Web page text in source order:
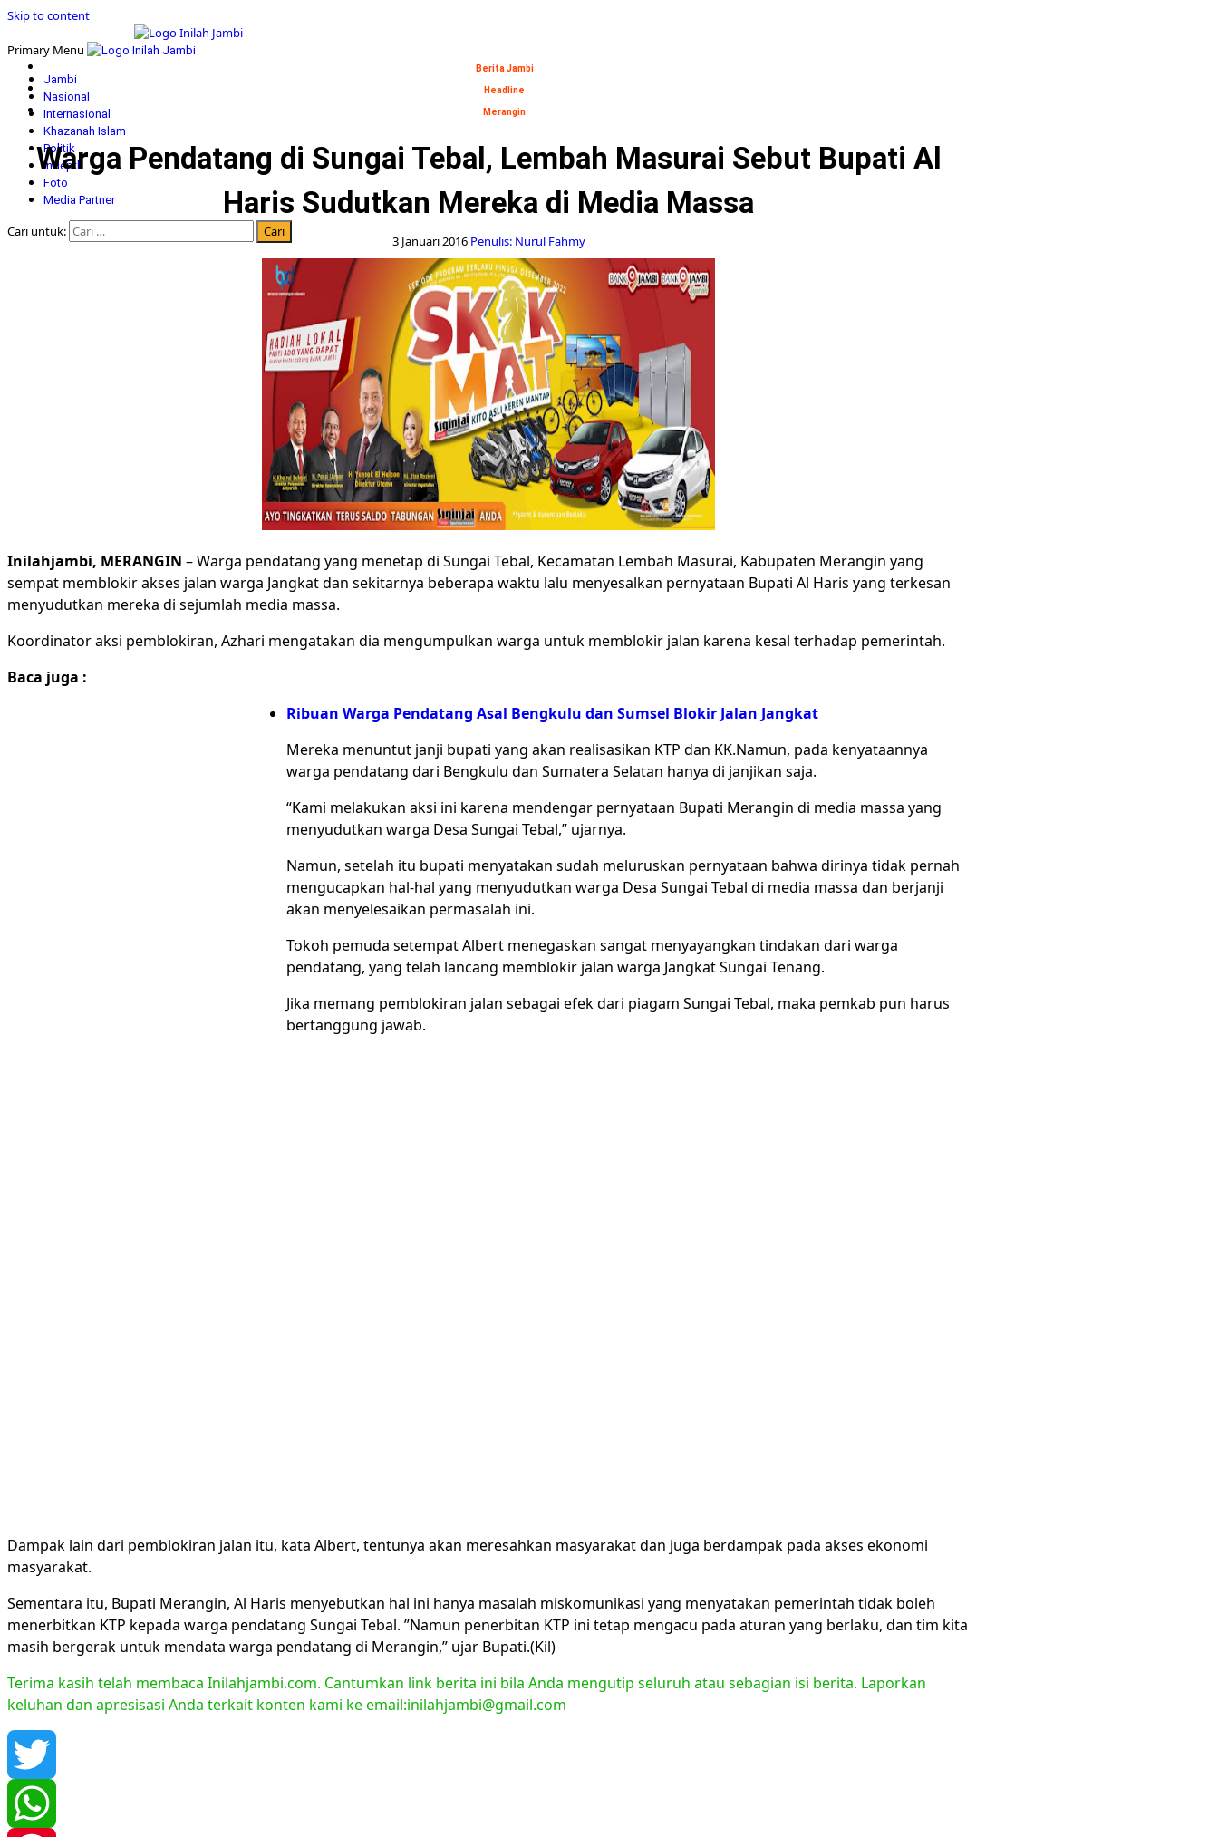
Skip to content
Primary Menu
Jambi
Nasional
Internasional
Khazanah Islam
Politik
Indepth
Foto
Media Partner
Cari untuk:
Berita Jambi
Headline
Merangin
Warga Pendatang di Sungai Tebal, Lembah Masurai Sebut Bupati Al
Haris Sudutkan Mereka di Media Massa
3 Januari 2016 Penulis: Nurul Fahmy
Inilahjambi, MERANGIN – Warga pendatang yang menetap di Sungai Tebal, Kecamatan Lembah Masurai, Kabupaten Merangin yang
sempat memblokir akses jalan warga Jangkat dan sekitarnya beberapa waktu lalu menyesalkan pernyataan Bupati Al Haris yang terkesan
menyudutkan mereka di sejumlah media massa.
Koordinator aksi pemblokiran, Azhari mengatakan dia mengumpulkan warga untuk memblokir jalan karena kesal terhadap pemerintah.
Baca juga :
Ribuan Warga Pendatang Asal Bengkulu dan Sumsel Blokir Jalan Jangkat
Mereka menuntut janji bupati yang akan realisasikan KTP dan KK.Namun, pada kenyataannya
warga pendatang dari Bengkulu dan Sumatera Selatan hanya di janjikan saja.
“Kami melakukan aksi ini karena mendengar pernyataan Bupati Merangin di media massa yang
menyudutkan warga Desa Sungai Tebal,” ujarnya.
Namun, setelah itu bupati menyatakan sudah meluruskan pernyataan bahwa dirinya tidak pernah
mengucapkan hal-hal yang menyudutkan warga Desa Sungai Tebal di media massa dan berjanji
akan menyelesaikan permasalah ini.
Tokoh pemuda setempat Albert menegaskan sangat menyayangkan tindakan dari warga
pendatang, yang telah lancang memblokir jalan warga Jangkat Sungai Tenang.
Jika memang pemblokiran jalan sebagai efek dari piagam Sungai Tebal, maka pemkab pun harus
bertanggung jawab.
Dampak lain dari pemblokiran jalan itu, kata Albert, tentunya akan meresahkan masyarakat dan juga berdampak pada akses ekonomi
masyarakat.
Sementara itu, Bupati Merangin, Al Haris menyebutkan hal ini hanya masalah miskomunikasi yang menyatakan pemerintah tidak boleh
menerbitkan KTP kepada warga pendatang Sungai Tebal. ”Namun penerbitan KTP ini tetap mengacu pada aturan yang berlaku, dan tim kita
masih bergerak untuk mendata warga pendatang di Merangin,” ujar Bupati.(Kil)
Terima kasih telah membaca Inilahjambi.com. Cantumkan link berita ini bila Anda mengutip seluruh atau sebagian isi berita. Laporkan
keluhan dan apresisasi Anda terkait konten kami ke email:inilahjambi@gmail.com
Twitter